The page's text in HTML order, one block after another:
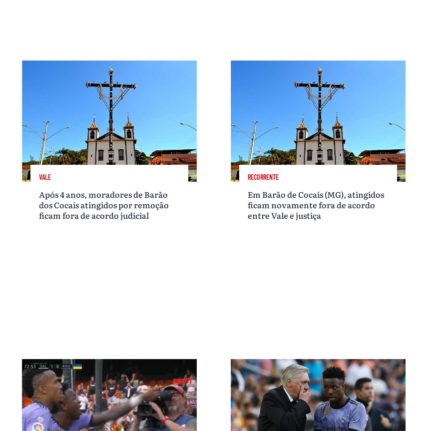
VALE
Após 4 anos, moradores de Barão
dos Cocais atingidos por remoção
ficam fora de acordo judicial
RECORRENTE
Em Barão de Cocais (MG), atingidos
ficam novamente fora de acordo
entre Vale e justiça